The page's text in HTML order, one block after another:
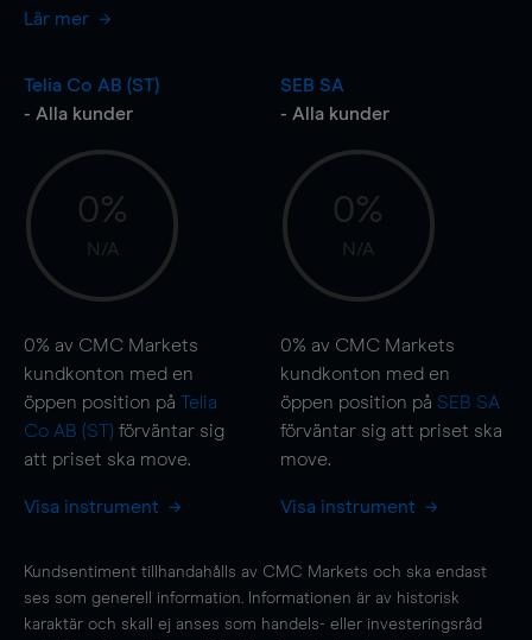
Lär mer
Telia Co AB (ST)
- Alla kunder
0%
N/A
0% av CMC Markets
kundkonton med en
öppen position på Telia
Co AB (ST) förväntar sig
att priset ska move.
Visa instrument
SEB SA
- Alla kunder
0%
N/A
0% av CMC Markets
kundkonton med en
öppen position på SEB SA
förväntar sig att priset ska
move.
Visa instrument
Kundsentiment tillhandahålls av CMC Markets och ska endast
ses som generell information. Informationen är av historisk
karaktär och skall ej anses som handels- eller investeringsråd